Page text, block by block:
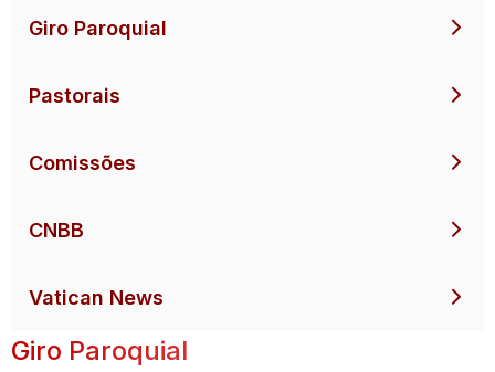
Giro Paroquial
Pastorais
Comissões
CNBB
Vatican News
Giro Paroquial